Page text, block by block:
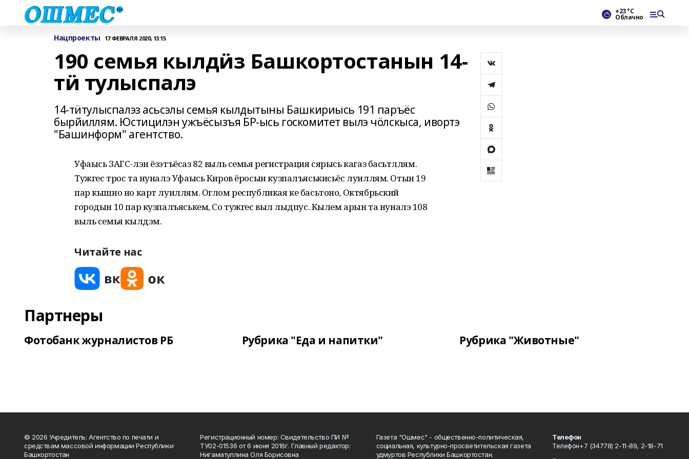
+23 °С
Облачно
Нацпроекты 17 ФЕВРАЛЯ 2020, 13:15
190 семья кылдӥз Башкортостанын 14-
тӥ тулыспалэ
14-тӥтулыспалэз асьсэлы семья кылдытыны Башкириысь 191 паръёс
бырйиллям. Юстицилэн ужъёсызъя БР-ысь госкомитет вылэ чӧлскыса, ивортэ
"Башинформ" агентство.
Уфаысь ЗАГС-лэн ёзэтъёсаз 82 выль семья регистрация сярысь кагаз басьтӥллям.
Тужгес трос та нуналэ Уфаысь Киров ёросын кузпалъяськисьёс луиллям. Отын 19
пар кышно но карт луиллям. Оглом республикая ке басьтоно, Октябрьский
городын 10 пар кузпалъяськем, Со тужгес вылӥ лыдпус. Кылем арын та нуналэ 108
выль семья кылдэм.
Читайте нас
Партнеры
Фотобанк журналистов РБ Рубрика "Еда и напитки" Рубрика "Животные"
© 2026 Учредитель: Агентство по печати и
средствам массовой информации Республики
Башкортостан
Регистрационный номер: Свидетельство ПИ №
ТУ02-01536 от 6 июня 2016г. Главный редактор:
Нигаматуллина Оля Борисовна
Газета "Ошмес" - общественно-политическая,
социальная, культурно-просветительская газета
удмуртов Республики Башкортостан.
Телефон
Телефон+7 (34778) 2-11-89, 2-18-71